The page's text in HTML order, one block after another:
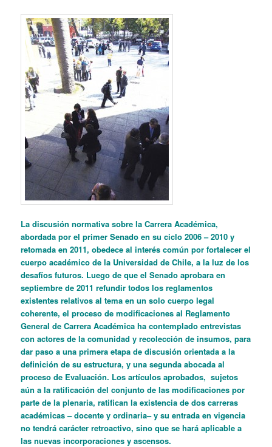
La discusión normativa sobre la Carrera Académica,
abordada por el primer Senado en su ciclo 2006 – 2010 y
retomada en 2011, obedece al interés común por fortalecer el
cuerpo académico de la Universidad de Chile, a la luz de los
desafíos futuros. Luego de que el Senado aprobara en
septiembre de 2011 refundir todos los reglamentos
existentes relativos al tema en un solo cuerpo legal
coherente, el proceso de modificaciones al Reglamento
General de Carrera Académica ha contemplado entrevistas
con actores de la comunidad y recolección de insumos, para
dar paso a una primera etapa de discusión orientada a la
definición de su estructura, y una segunda abocada al
proceso de Evaluación. Los artículos aprobados, sujetos
aún a la ratificación del conjunto de las modificaciones por
parte de la plenaria, ratifican la existencia de dos carreras
académicas – docente y ordinaria– y su entrada en vigencia
no tendrá carácter retroactivo, sino que se hará aplicable a
las nuevas incorporaciones y ascensos.